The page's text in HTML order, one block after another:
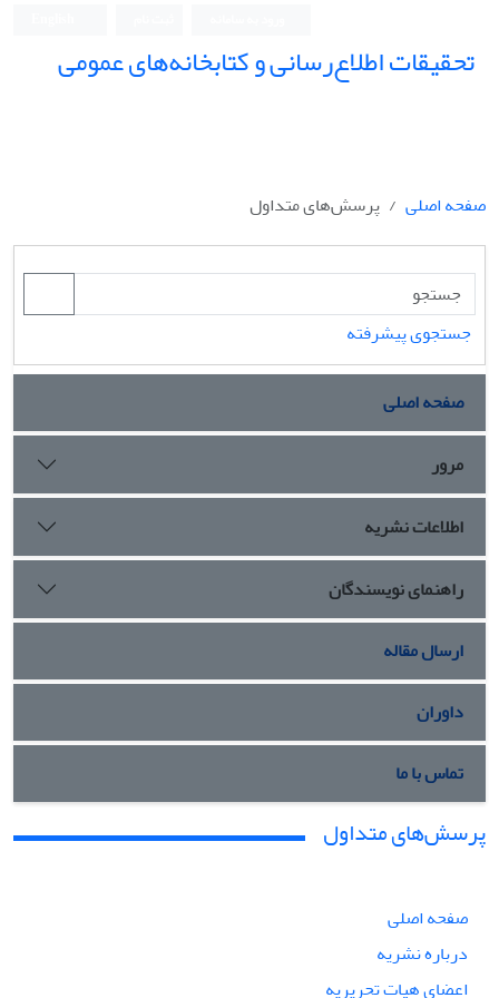
تحقیقات اطلاع‌رسانی و کتابخانه‌های عمومی
صفحه اصلی پرسش‌های متداول
جستجوی پیشرفته
صفحه اصلی
مرور
اطلاعات نشریه
راهنمای نویسندگان
ارسال مقاله
داوران
تماس با ما
پرسش‌های متداول
صفحه اصلی
درباره نشریه
اعضای هیات تحریریه